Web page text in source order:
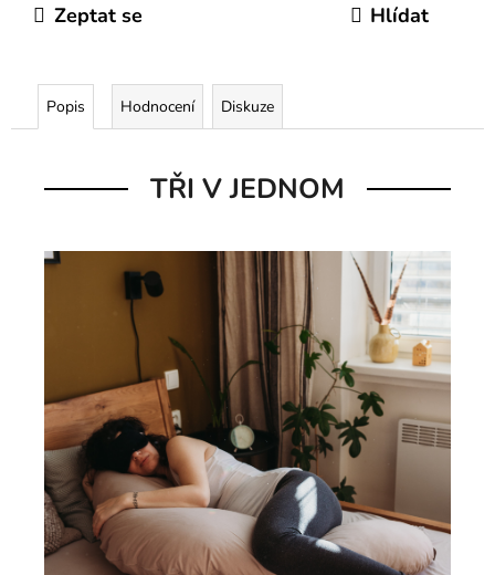
Zeptat se Hlídat
Popis Hodnocení Diskuze
TŘI V JEDNOM